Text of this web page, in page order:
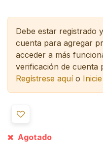
Debe estar registrado
cuenta para agregar
acceder a más
verificación de cuenta
Regístrese aquío
Agotado